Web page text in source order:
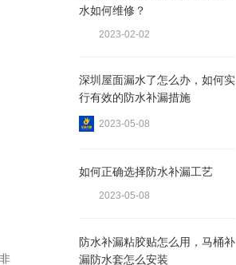
水如何维修？
2023-02-02
深圳屋面漏水了怎么办，如何实
行有效的防水补漏措施
2023-05-08
如何正确选择防水补漏工艺
2023-05-08
防水补漏粘胶贴怎么用，马桶补
漏防水套怎么安装